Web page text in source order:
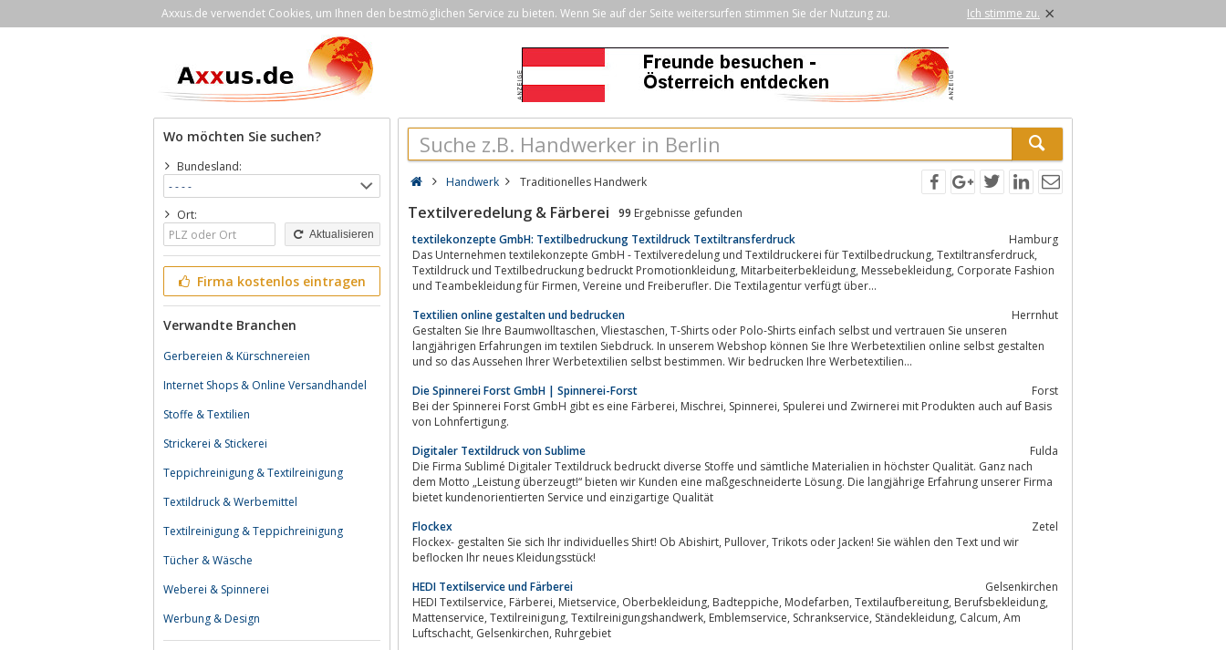
Axxus.de verwendet Cookies, um Ihnen den bestmöglichen Service zu bieten. Wenn Sie auf der Seite weitersurfen stimmen Sie der Nutzung zu. Ich stimme zu. ×
Wo möchten Sie suchen?
Bundesland:
Ort:
Aktualisieren
Firma kostenlos eintragen
Verwandte Branchen
Gerbereien & Kürschnereien
Internet Shops & Online Versandhandel
Stoffe & Textilien
Strickerei & Stickerei
Teppichreinigung & Textilreinigung
Textildruck & Werbemittel
Textilreinigung & Teppichreinigung
Tücher & Wäsche
Weberei & Spinnerei
Werbung & Design
Handwerk Traditionelles Handwerk
Textilveredelung & Färberei 99 Ergebnisse gefunden
textilekonzepte GmbH: Textilbedruckung Textildruck Textiltransferdruck
Hamburg
Das Unternehmen textilekonzepte GmbH - Textilveredelung und Textildruckerei für Textilbedruckung, Textiltransferdruck,
Textildruck und Textilbedruckung bedruckt Promotionkleidung, Mitarbeiterbekleidung, Messebekleidung, Corporate Fashion
und Teambekleidung für Firmen, Vereine und Freiberufler. Die Textilagentur verfügt über...
Textilien online gestalten und bedrucken
Herrnhut
Gestalten Sie Ihre Baumwolltaschen, Vliestaschen, T-Shirts oder Polo-Shirts einfach selbst und vertrauen Sie unseren
langjährigen Erfahrungen im textilen Siebdruck. In unserem Webshop können Sie Ihre Werbetextilien online selbst gestalten
und so das Aussehen Ihrer Werbetextilien selbst bestimmen. Wir bedrucken Ihre Werbetextilien...
Die Spinnerei Forst GmbH | Spinnerei-Forst
Forst
Bei der Spinnerei Forst GmbH gibt es eine Färberei, Mischrei, Spinnerei, Spulerei und Zwirnerei mit Produkten auch auf Basis
von Lohnfertigung.
Digitaler Textildruck von Sublime
Fulda
Die Firma Sublimé Digitaler Textildruck bedruckt diverse Stoffe und sämtliche Materialien in höchster Qualität. Ganz nach
dem Motto „Leistung überzeugt!“ bieten wir Kunden eine maßgeschneiderte Lösung. Die langjährige Erfahrung unserer Firma
bietet kundenorientierten Service und einzigartige Qualität
Flockex
Zetel
Flockex- gestalten Sie sich Ihr individuelles Shirt! Ob Abishirt, Pullover, Trikots oder Jacken! Sie wählen den Text und wir
beflocken Ihr neues Kleidungsstück!
HEDI Textilservice und Färberei
Gelsenkirchen
HEDI Textilservice, Färberei, Mietservice, Oberbekleidung, Badteppiche, Modefarben, Textilaufbereitung, Berufsbekleidung,
Mattenservice, Textilreinigung, Textilreinigungshandwerk, Emblemservice, Schrankservice, Ständekleidung, Calcum, Am
Luftschacht, Gelsenkirchen, Ruhrgebiet